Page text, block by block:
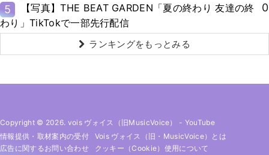
5
【写真】THE BEAT GARDEN「夏の終わり 友達の終
わり」TikTokで一部先行配信
0
ランキングをもっとみる
Copyright © 2026. vois ヴォイス（旧MusicVoice） - YouTube
情報提供・取材案内の受付
Vois ヴォイス（旧・MusicVoice）とは
広告に関するお問い合わせ
クッキー（cookie）使用について